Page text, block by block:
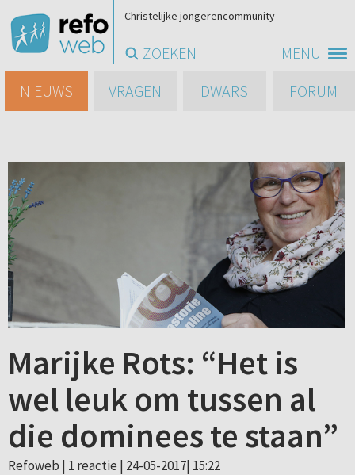
MENU
Christelijke jongerencommunity
ZOEKEN
NIEUWS
VRAGEN DWARS FORUM
Marijke Rots: “Het is
wel leuk om tussen al
die dominees te staan”
Refoweb | 1 reactie | 24-05-2017| 15:22